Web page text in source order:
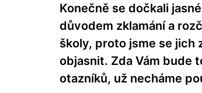
Konečně se dočkali
důvodem zklamání a
školy, proto jsme se jich
objasnit. Zda Vám bude
otazníků, už necháme